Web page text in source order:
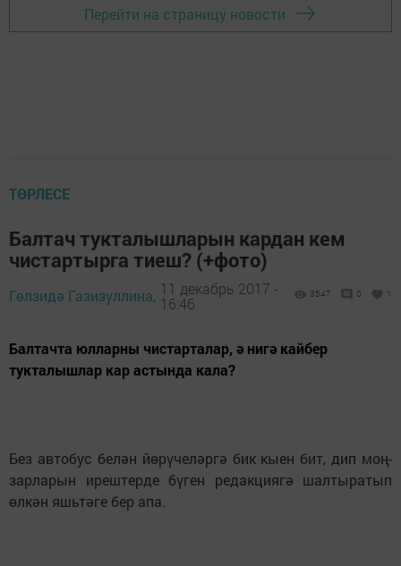
Перейти на страницу новости
ТӨРЛЕСЕ
Балтач тукталышларын кардан кем
чистартырга тиеш? (+фото)
Гөлзидә Газизуллина, 11 декабрь 2017 -
16:46
3547 0 1
Балтачта юлларны чистарталар, ә нигә кайбер
тукталышлар кар астында кала?
Без автобус белән йөрүчеләргә бик кыен бит, дип моң-
зарларын ирештерде бүген редакциягә шалтыратып
өлкән яшьтәге бер апа.